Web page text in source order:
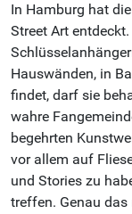
In Hamburg hat
Street Art
Hauswänden, in
findet, darf sie
wahre
begehrten
vor allem auf
und Stories zu
treffen. Genau das